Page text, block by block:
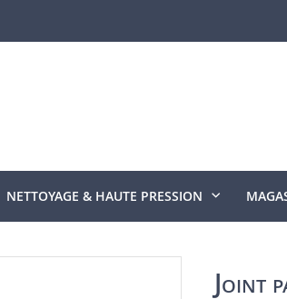
NETTOYAGE & HAUTE PRESSION
Joint